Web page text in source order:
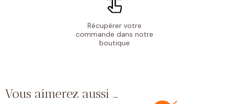
Récupérer votre
commande dans notre
boutique
Vous aimerez aussi …